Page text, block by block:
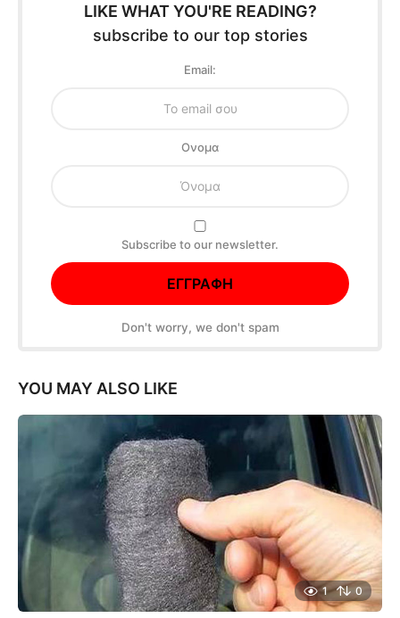
LIKE WHAT YOU'RE READING?
subscribe to our top stories
Email:
Oνομα
Subscribe to our newsletter.
Don't worry, we don't spam
YOU MAY ALSO LIKE
1 0